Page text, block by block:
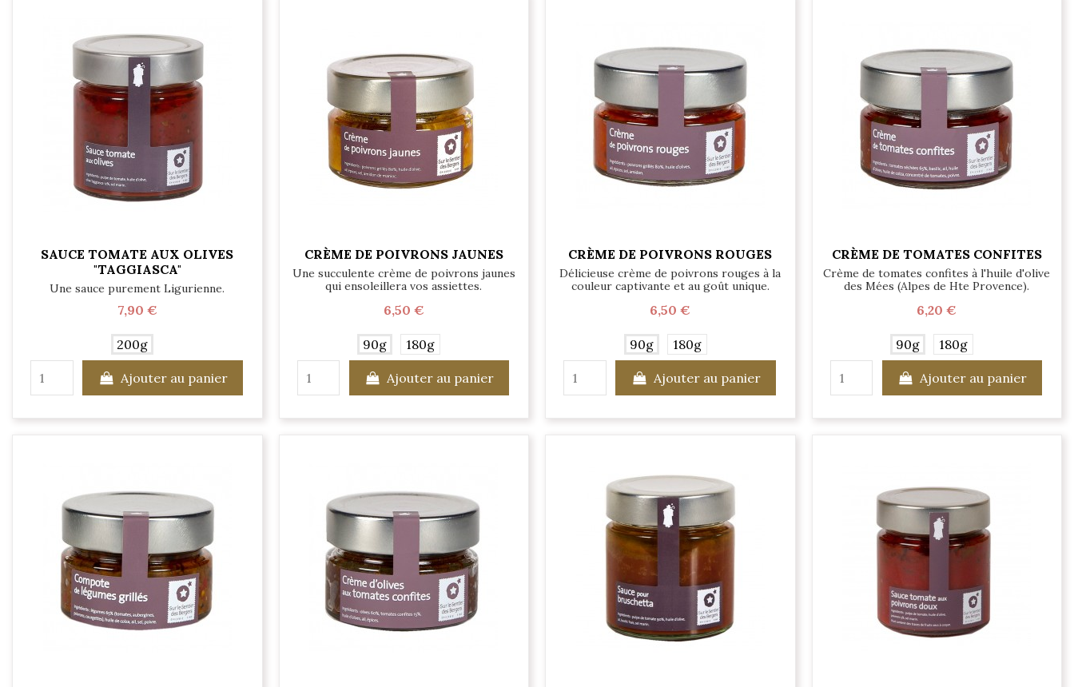
SAUCE TOMATE AUX OLIVES
"TAGGIASCA"
Une sauce purement Ligurienne.
7,90 €
200g
Ajouter au panier
CRÈME DE POIVRONS JAUNES
Une succulente crème de poivrons jaunes
qui ensoleillera vos assiettes.
6,50 €
90g 180g
Ajouter au panier
CRÈME DE POIVRONS ROUGES
Délicieuse crème de poivrons rouges à la
couleur captivante et au goût unique.
6,50 €
90g 180g
Ajouter au panier
CRÈME DE TOMATES CONFITES
Crème de tomates confites à l'huile d'olive
des Mées (Alpes de Hte Provence).
6,20 €
90g 180g
Ajouter au panier